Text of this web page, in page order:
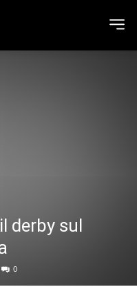
derby sul
0